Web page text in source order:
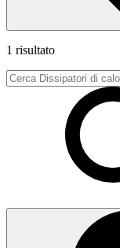
1 risultato